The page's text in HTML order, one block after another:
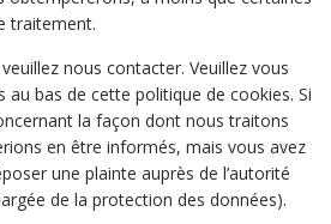
traitement.
nous contacter. Veuillez vous
bas de cette politique de cookies. Si
la façon dont nous traitons
en être informés, mais vous avez
une plainte auprès de l’autorité
de la protection des données).